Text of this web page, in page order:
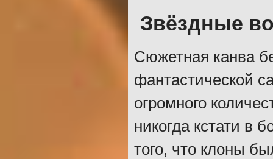
Звёздные
Сюжетная канва
фантастической
огромного
никогда кстати в
того, что клоны